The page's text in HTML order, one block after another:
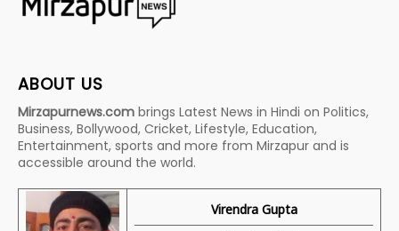
ABOUT US
Mirzapurnews.com brings Latest News in Hindi on Politics,
Business, Bollywood, Cricket, Lifestyle, Education,
Entertainment, sports and more from Mirzapur and is
accessible around the world.
Virendra Gupta